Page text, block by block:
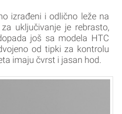
izrađeni i odlično leže na
uključivanje je rebrasto,
još sa modela HTC
od tipki za kontrolu
imaju čvrst i jasan hod.